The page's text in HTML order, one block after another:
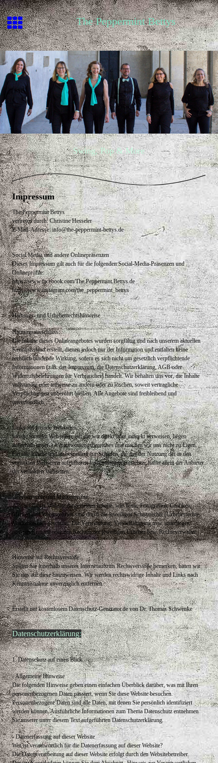
The Peppermint Bettys
Swing, Pop & More
Impressum
The Peppermint Bettys
vertreten durch: Christine Hesseler
E-Mail-Adresse: info@the-peppermint-bettys.de
Social Media und andere Onlinepräsenzen
Dieses Impressum gilt auch für die folgenden Social-Media-Präsenzen und
Onlineprofile:
https://www.facebook.com/The.Peppermint.Bettys.de
https://www.instagram.com/the_peppermint_bettys
Haftungs- und Urheberrechtshinweise
Haftungsausschluss:
Die Inhalte dieses Onlineangebotes wurden sorgfältig und nach unserem aktuellen
Kenntnisstand erstellt, dienen jedoch nur der Information und entfalten keine
rechtlich bindende Wirkung, sofern es sich nicht um gesetzlich verpflichtende
Informationen (z.B. das Impressum, die Datenschutzerklärung, AGB oder
Widerrufsbelehrungen für Verbraucher) handelt. Wir behalten uns vor, die Inhalte
vollständig oder teilweise zu ändern oder zu löschen, soweit vertragliche
Verpflichtungen unberührt bleiben. Alle Angebote sind freibleibend und
unverbindlich.
Links auf fremde Webseiten:
Inhalte fremder Webseiten, auf die wir direkt oder indirekt verweisen, liegen
außerhalb unseres Verantwortungsbereiches und machen wir uns nicht zu Eigen.
Für alle Inhalte und insbesondere für Schäden, die aus der Nutzung der in den
verlinkten Webseiten aufrufbaren Informationen entstehen, haftet allein der Anbieter
der verlinkten Webseiten.
Urheberrechte und Markenrechte:
Alle auf dieser Website dargestellten Inhalte, wie Texte, Fotografien, Grafiken,
Marken und Warenzeichen sind durch die jeweiligen Schutzrechte (Urheberrechte,
Markenrechte) geschützt. Die Verwendung, Vervielfältigung usw. unterliegen
unseren Rechten oder den Rechten der jeweiligen Urheber bzw. Rechteverwalter.
Hinweise auf Rechtsverstöße:
Sollten Sie innerhalb unseres Internetauftritts Rechtsverstöße bemerken, bitten wir
Sie uns auf diese hinzuweisen. Wir werden rechtswidrige Inhalte und Links nach
Kenntnisnahme unverzüglich entfernen.
Erstellt mit kostenlosem Datenschutz-Generator.de von Dr. Thomas Schwenke
Datenschutzerklärung:
1. Datenschutz auf einen Blick
- Allgemeine Hinweise
Die folgenden Hinweise geben einen einfachen Überblick darüber, was mit Ihren
personenbezogenen Daten passiert, wenn Sie diese Website besuchen.
Personenbezogene Daten sind alle Daten, mit denen Sie persönlich identifiziert
werden können. Ausführliche Informationen zum Thema Datenschutz entnehmen
Sie unserer unter diesem Text aufgeführten Datenschutzerklärung.
- Datenerfassung auf dieser Website
Wer ist verantwortlich für die Datenerfassung auf dieser Website?
Die Datenverarbeitung auf dieser Website erfolgt durch den Websitebetreiber.